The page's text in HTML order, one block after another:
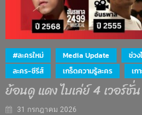
#ละครใหม่ Media Update ช่ว
ละคร-ซีรีส์
เกร็ดความรู้ละคร เก
ย้อนดู แดง ไบเล่ย์ 4 เวอร์ชั่
31 กรกฎาคม 2026